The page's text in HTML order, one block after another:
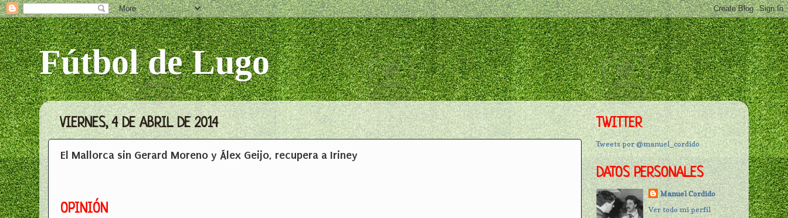
Fútbol de Lugo
VIERNES, 4 DE ABRIL DE 2014
El Mallorca sin Gerard Moreno y Álex Geijo, recupera a Iriney
OPINIÓN
TWITTER
Tweets por @manuel_cordido
DATOS PERSONALES
Manuel Cordido
Ver todo mi perfil